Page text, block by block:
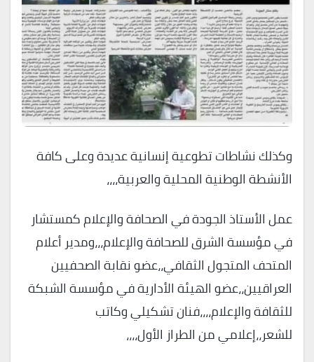
وكذلك نشاطات تطوعية إنسانية عديدة وعلى كافة
الأنشطة الوطنية المحلية والعربية،،،،
عمل الأستاذ الجودة في الصحافة والإعلام كمستشار
في مؤسسة الشرق للصحافة والإعلام،،،ومدير أعلام
المتحف المتجول الثقافي،،عضو نقابة الصحفيين
العراقيين،،عضو الهيئة الأدارية في مؤسسة الشبكة
للثقافة والإعلام،،،،فنان تشكيلي وكاتب
للشعر،،إعلامي من الطراز الأول،،،،